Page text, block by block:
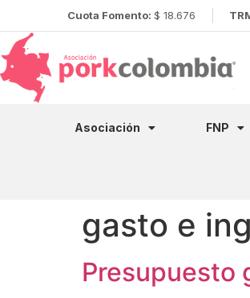
Cuota Fomento: $ 18.676
Asociación FNP
gasto e
Presupuesto